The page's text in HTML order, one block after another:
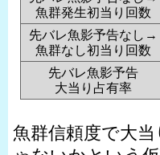
魚群発生初当り回数
先バレ魚影予告なし→
魚群なし初当り回数
先バレ魚影予告
大当り占有率
魚群信頼度で大